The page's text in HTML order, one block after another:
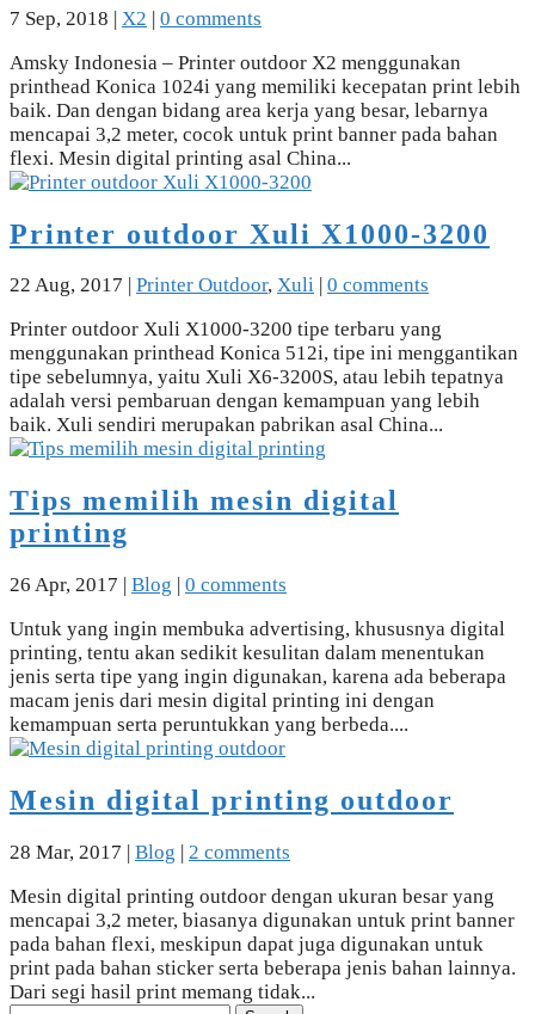
7 Sep, 2018 | X2 | 0 comments
Amsky Indonesia – Printer outdoor X2 menggunakan
printhead Konica 1024i yang memiliki kecepatan print lebih
baik. Dan dengan bidang area kerja yang besar, lebarnya
mencapai 3,2 meter, cocok untuk print banner pada bahan
flexi. Mesin digital printing asal China...
Printer outdoor Xuli X1000-3200
22 Aug, 2017 Printer Outdoor, Xuli 0 comments
Printer outdoor Xuli X1000-3200 tipe terbaru yang
menggunakan printhead Konica 512i, tipe ini menggantikan
tipe sebelumnya, yaitu Xuli X6-3200S, atau lebih tepatnya
adalah versi pembaruan dengan kemampuan yang lebih
baik. Xuli sendiri merupakan pabrikan asal China...
Tips memilih mesin digital
printing
26 Apr, 2017 Blog
0 comments
Untuk yang ingin membuka advertising, khususnya digital
printing, tentu akan sedikit kesulitan dalam menentukan
jenis serta tipe yang ingin digunakan, karena ada beberapa
macam jenis dari mesin digital printing ini dengan
kemampuan serta peruntukkan yang berbeda....
Mesin digital printing outdoor
28 Mar, 2017 | Blog | 2 comments
Mesin digital printing outdoor dengan ukuran besar yang
mencapai 3,2 meter, biasanya digunakan untuk print banner
pada bahan flexi, meskipun dapat juga digunakan untuk
print pada bahan sticker serta beberapa jenis bahan lainnya.
Dari segi hasil print memang tidak...